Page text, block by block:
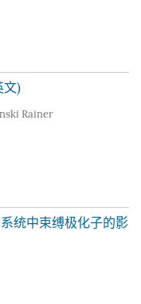
文)
Rainer
统中束缚极化子的影